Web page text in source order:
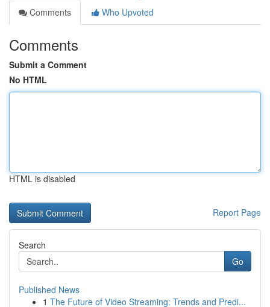
Comments
Who Upvoted
Comments
Submit a Comment
No HTML
HTML is disabled
Report Page
Search
Go
Published News
1 The Future of Video Streaming: Trends and Predi...